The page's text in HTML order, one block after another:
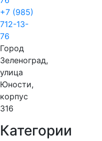
+7 (985)
712-13-
76
Город
Зеленоград,
улица
Юности,
корпус
316
Категории